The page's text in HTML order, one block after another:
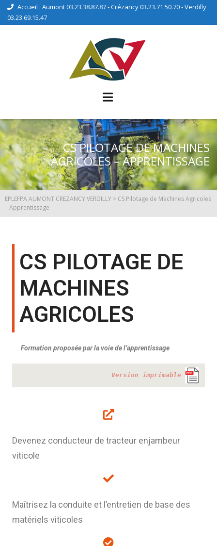
Accueil : Aumont 03.23.38.87.87 - Crézancy 03.23.71.50.70 - Verdilly
03.23.69.15.47
CS PILOTAGE DE MACHINES
AGRICOLES – APPRENTISSAGE
EPLEFPA AUMONT CREZANCY VERDILLY > CS Pilotage de Machines Agricoles
– Apprentissage
CS PILOTAGE DE
MACHINES
AGRICOLES
Formation proposée par la voie de l’apprentissage
Version imprimable
Devenez conducteur de tracteur enjambeur
viticole
Maîtrisez la conduite et l’entretien de base des
matériels viticoles